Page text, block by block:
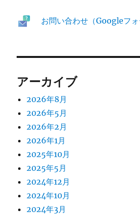
お問い合わせ（Googleフォ
アーカイブ
2026年8月
2026年5月
2026年2月
2026年1月
2025年10月
2025年5月
2024年12月
2024年10月
2024年3月